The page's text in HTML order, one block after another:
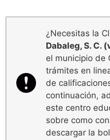
¿Necesitas la
Dabaleg, S. C.
el municipio de
trámites en
de
continuación,
este centro
sobre como
descargar la